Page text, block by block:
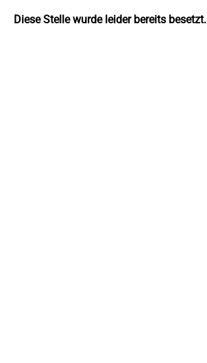
Diese Stelle wurde leider bereits besetzt.